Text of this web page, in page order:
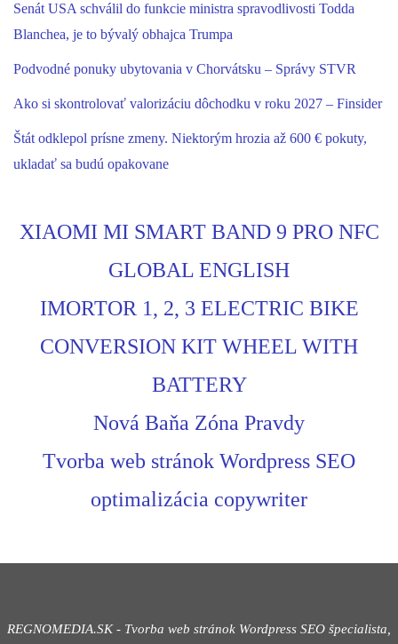
Senát USA schválil do funkcie ministra spravodlivosti Todda
Blanchea, je to bývalý obhajca Trumpa
Podvodné ponuky ubytovania v Chorvátsku – Správy STVR
Ako si skontrolovať valorizáciu dôchodku v roku 2027 – Finsider
Štát odklepol prísne zmeny. Niektorým hrozia až 600 € pokuty,
ukladať sa budú opakovane
XIAOMI MI SMART BAND 9 PRO NFC
GLOBAL ENGLISH
IMORTOR 1, 2, 3 ELECTRIC BIKE
CONVERSION KIT WHEEL WITH
BATTERY
Nová Baňa Zóna Pravdy
Tvorba web stránok Wordpress SEO
optimalizácia copywriter
REGNOMEDIA.SK - Tvorba web stránok Wordpress SEO špecialista,